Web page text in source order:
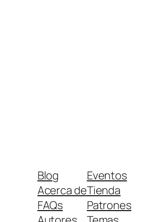
Blog
Acerca de
FAQs
Eventos
Tienda
Patrones